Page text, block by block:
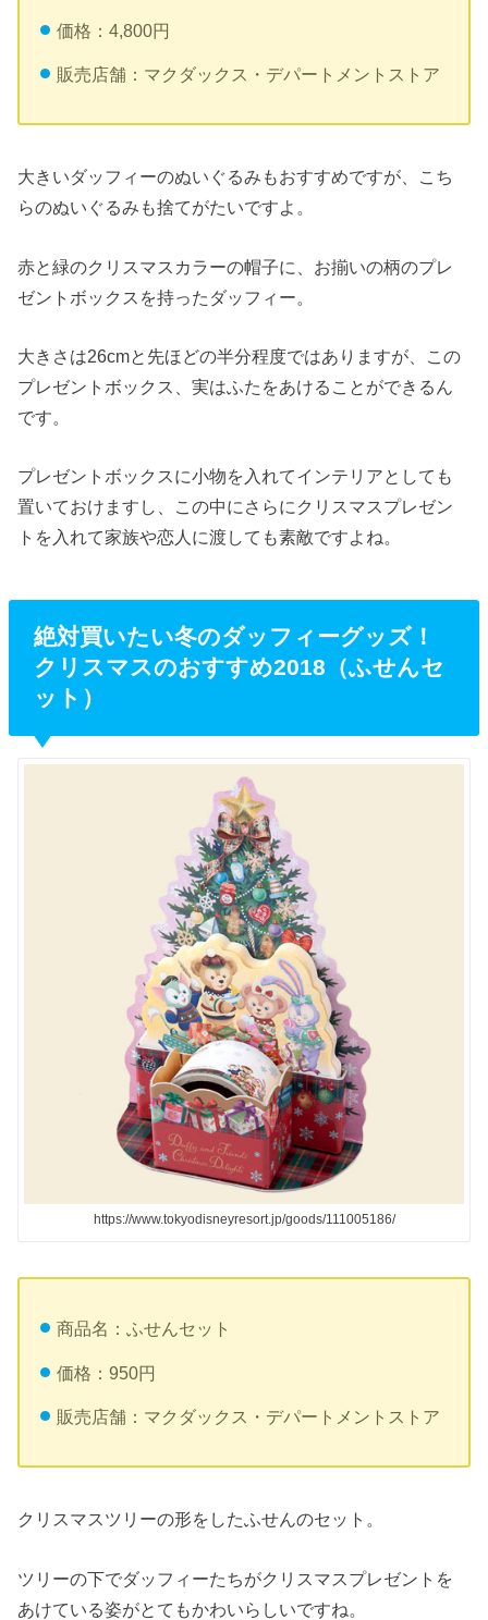
価格：4,800円
販売店舗：マクダックス・デパートメントストア
大きいダッフィーのぬいぐるみもおすすめですが、こち
らのぬいぐるみも捨てがたいですよ。
赤と緑のクリスマスカラーの帽子に、お揃いの柄のプレ
ゼントボックスを持ったダッフィー。
大きさは26cmと先ほどの半分程度ではありますが、この
プレゼントボックス、実はふたをあけることができるん
です。
プレゼントボックスに小物を入れてインテリアとしても
置いておけますし、この中にさらにクリスマスプレゼン
トを入れて家族や恋人に渡しても素敵ですよね。
絶対買いたい冬のダッフィーグッズ！
クリスマスのおすすめ2018（ふせんセ
ット）
https://www.tokyodisneyresort.jp/goods/111005186/
商品名：ふせんセット
価格：950円
販売店舗：マクダックス・デパートメントストア
クリスマスツリーの形をしたふせんのセット。
ツリーの下でダッフィーたちがクリスマスプレゼントを
あけている姿がとてもかわいらしいですね。